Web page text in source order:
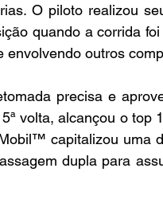
O piloto realizou
quando a corrida
envolvendo outros
precisa e
volta, alcançou o top
capitalizou uma
dupla para